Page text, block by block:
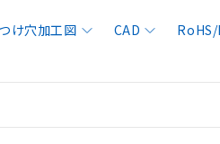
け穴加工図 CAD RoHS/